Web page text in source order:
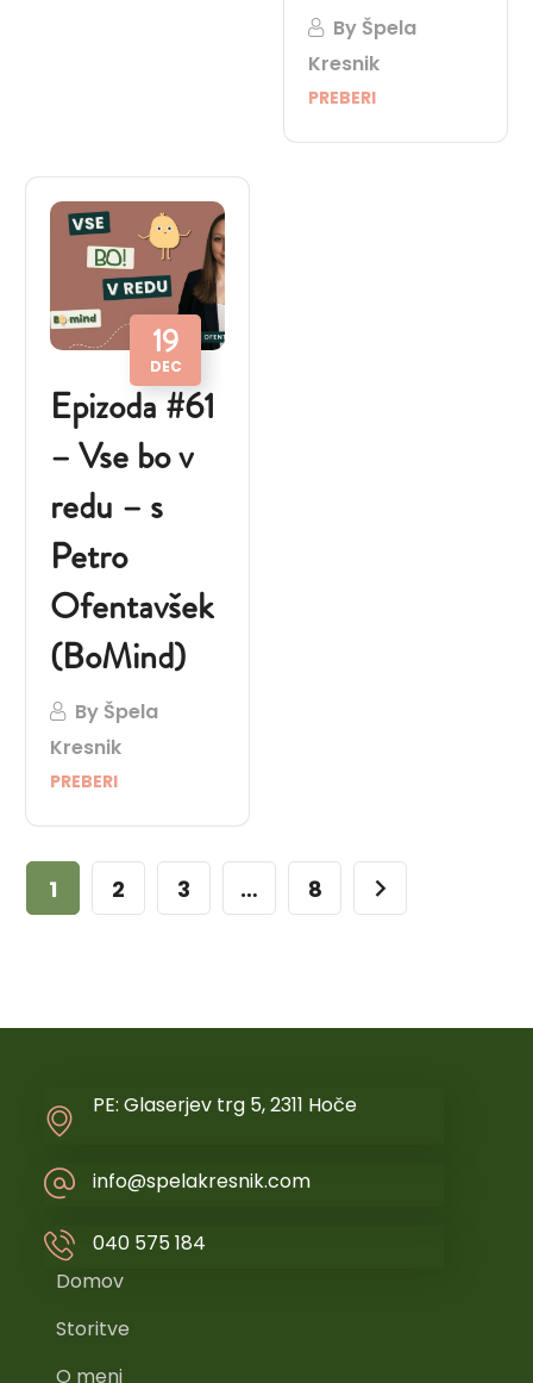
By Špela
Kresnik
PREBERI
19
DEC
Epizoda #61
– Vse bo v
redu – s
Petro
Ofentavšek
(BoMind)
By Špela
Kresnik
PREBERI
1 2 3 … 8
PE: Glaserjev trg 5, 2311 Hoče
info@spelakresnik.com
040 575 184
Domov
Storitve
O meni